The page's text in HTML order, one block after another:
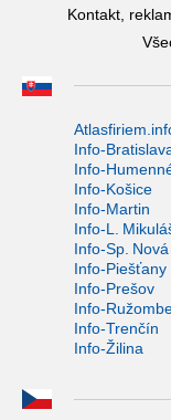
Kontakt,
Info-
Info-
Info-Košice
Info-Martin
Info-L.
Info-Sp.
Info-Piešťany
Info-Prešov
Info-
Info-Trenčín
Info-Žilina